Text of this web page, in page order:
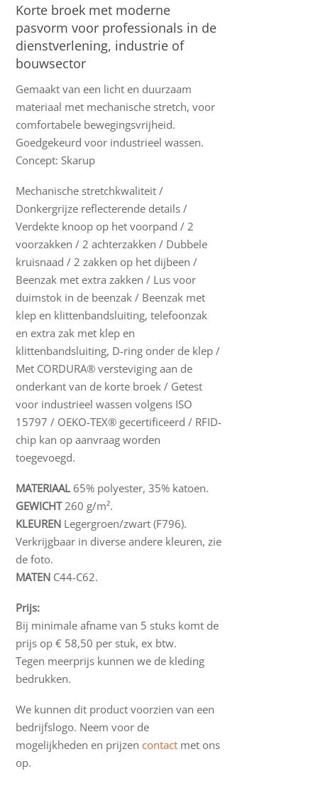
Korte broek met moderne
pasvorm voor professionals in de
dienstverlening, industrie of
bouwsector
Gemaakt van een licht en duurzaam
materiaal met mechanische stretch, voor
comfortabele bewegingsvrijheid.
Goedgekeurd voor industrieel wassen.
Concept: Skarup
Mechanische stretchkwaliteit /
Donkergrijze reflecterende details /
Verdekte knoop op het voorpand / 2
voorzakken / 2 achterzakken / Dubbele
kruisnaad / 2 zakken op het dijbeen /
Beenzak met extra zakken / Lus voor
duimstok in de beenzak / Beenzak met
klep en klittenbandsluiting, telefoonzak
en extra zak met klep en
klittenbandsluiting, D-ring onder de klep /
Met CORDURA® versteviging aan de
onderkant van de korte broek / Getest
voor industrieel wassen volgens ISO
15797 / OEKO-TEX® gecertificeerd / RFID-
chip kan op aanvraag worden
toegevoegd.
MATERIAAL 65% polyester, 35% katoen.
GEWICHT260 g/m².
KLEUREN Legergroen/zwart (F796).
Verkrijgbaar in diverse andere kleuren, zie
de foto.
MATEN C44-C62.
Prijs:
Bij minimale afname van 5 stuks komt de
prijs op € 58,50 per stuk, ex btw.
Tegen meerprijs kunnen we de kleding
bedrukken.
We kunnen dit product voorzien van een
bedrijfslogo. Neem voor de
mogelijkheden en prijzencontact met ons
op.